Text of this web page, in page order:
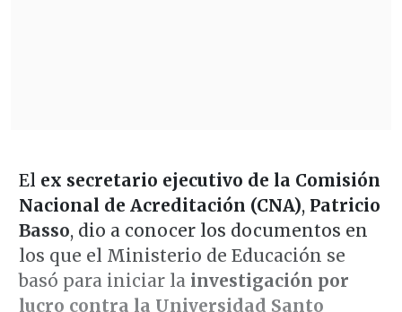
El ex secretario ejecutivo de la Comisión
Nacional de Acreditación (CNA), Patricio
Basso, dio a conocer los documentos en
los que el Ministerio de Educación se
basó para iniciar la investigación por
lucro contra la Universidad Santo